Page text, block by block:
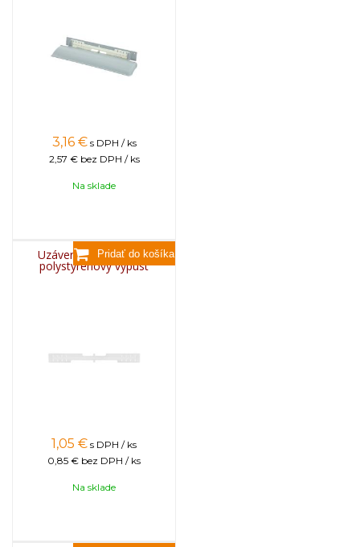
3,16 € s DPH / ks
2,57 € bez DPH / ks
Na sklade
Uzáver pre plastový a
polystyrénový výpust
1,05 € s DPH / ks
0,85 € bez DPH / ks
Na sklade